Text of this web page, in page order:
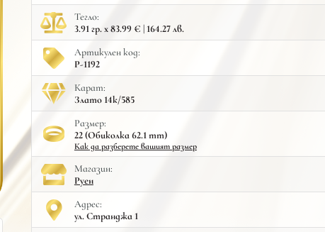
Тегло:
3.91 гр. x 83.99 € | 164.27 лв.
Артикулен код:
Р-1192
Карат:
Злато 14к/585
Размер:
22 (Обиколка 62.1 mm)
Как да разберете вашият размер
Mагазин:
Руен
Адрес:
ул. Странджа 1